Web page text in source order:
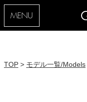
MENU
TOP > モデル一覧/Models